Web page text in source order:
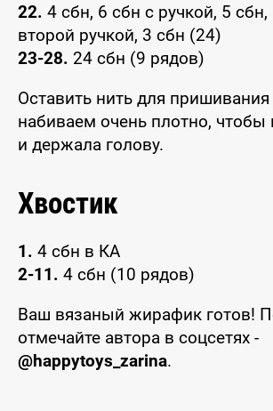
22. 4 сбн, 6 сбн с ручкой, 5 сбн,
второй ручкой, 3 сбн (24)
23-28. 24 сбн (9 рядов)
Оставить нить для
набиваем очень плотно, чтобы
и держала голову.
Хвостик
1. 4 сбн в КА
2-11. 4 сбн (10 рядов)
Ваш вязаный жирафик готов!
отмечайте автора в соцсетях -
@happytoys_zarina.